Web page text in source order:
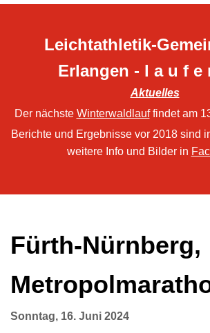
Leichtathletik-
Erlangen - l a u f e
Aktuelles
Der nächste Winterwaldlauffindet am
Berichte und Ergebnisse vor 2018 sind
weitere Info und Bilder in
Fürth-Nürnberg,
Sonntag, 16. Juni 2024